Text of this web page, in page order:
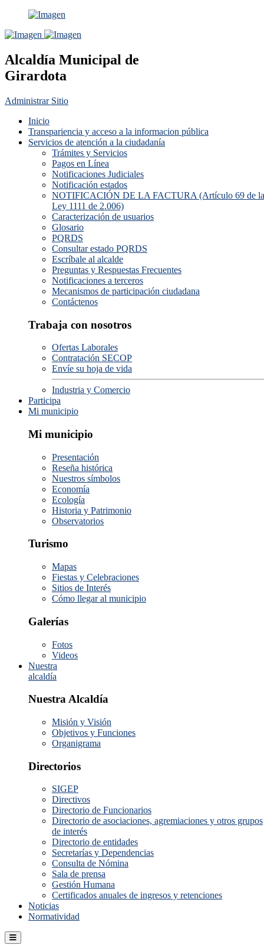
Alcaldía Municipal de
Girardota
Administrar Sitio
Inicio
Transpariencia y acceso a la informacion pública
Servicios de atención a la ciudadanía
Trámites y Servicios
Pagos en Línea
Notificaciones Judiciales
Notificación estados
NOTIFICACIÓN DE LA FACTURA (Artículo 69 de la
Ley 1111 de 2.006)
Caracterización de usuarios
Glosario
PQRDS
Consultar estado PQRDS
Escríbale al alcalde
Preguntas y Respuestas Frecuentes
Notificaciones a terceros
Mecanismos de participación ciudadana
Contáctenos
Trabaja con nosotros
Ofertas Laborales
Contratación SECOP
Envíe su hoja de vida
Industria y Comercio
Participa
Mi municipio
Mi municipio
Presentación
Reseña histórica
Nuestros símbolos
Economía
Ecología
Historia y Patrimonio
Observatorios
Turismo
Mapas
Fiestas y Celebraciones
Sitios de Interés
Cómo llegar al municipio
Galerías
Fotos
Videos
Nuestra
alcaldía
Nuestra Alcaldía
Misión y Visión
Objetivos y Funciones
Organigrama
Directorios
SIGEP
Directivos
Directorio de Funcionarios
Directorio de asociaciones, agremiaciones y otros grupos
de interés
Directorio de entidades
Secretarías y Dependencias
Consulta de Nómina
Sala de prensa
Gestión Humana
Certificados anuales de ingresos y retenciones
Noticias
Normatividad